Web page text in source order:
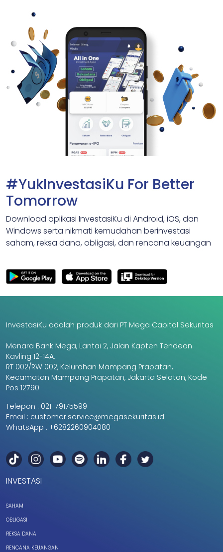
#YukInvestasiKu For Better
Tomorrow
Download aplikasi InvestasiKu di Android, iOS, dan
Windows serta nikmati kemudahan berinvestasi
saham, reksa dana, obligasi, dan rencana keuangan
InvestasiKu adalah produk dari PT Mega Capital Sekuritas
Menara Bank Mega, Lantai 2, Jalan Kapten Tendean
Kavling 12-14A,
RT 002/RW 002, Kelurahan Mampang Prapatan,
Kecamatan Mampang Prapatan, Jakarta Selatan, Kode
Pos 12790
Telepon : 021-79175599
Email : customer.service@megasekuritas.id
WhatsApp : +6282260904080
INVESTASI
SAHAM
OBLIGASI
REKSA DANA
RENCANA KEUANGAN